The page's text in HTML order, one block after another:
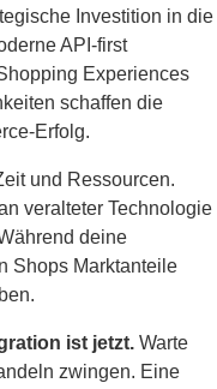
Investition in die
API-first
Experiences
schaffen die
Erfolg.
und Ressourcen.
veralteter Technologie
deine
Shops Marktanteile
ist jetzt. Warte
zwingen. Eine